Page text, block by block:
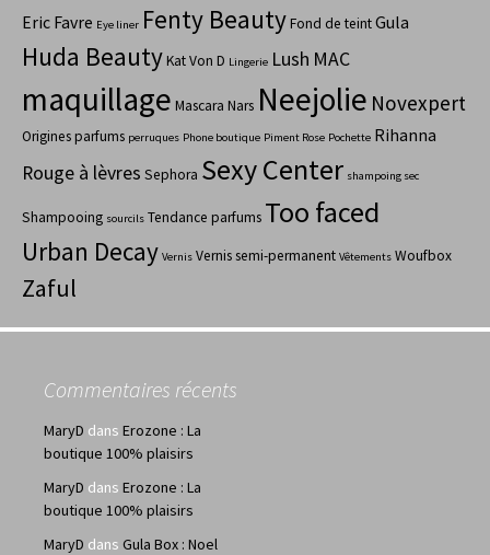
Eric Favre Eye liner Fenty BeautyFond de teintGula
Huda BeautyKat Von D Lingerie Lush MAC
maquillage Mascara Nars Neejolie Novexpert
Origines parfums perruques Phone boutique Piment Rose Pochette Rihanna
Rouge à lèvres Sephora Sexy Center shampoing sec
Shampooing sourcils Tendance parfums Too faced
Urban Decay Vernis Vernis semi-permanent Vêtements Woufbox
Zaful
Commentaires récents
MaryD dans Erozone : La
boutique 100% plaisirs
MaryD dans Erozone : La
boutique 100% plaisirs
MaryD dans Gula Box : Noel